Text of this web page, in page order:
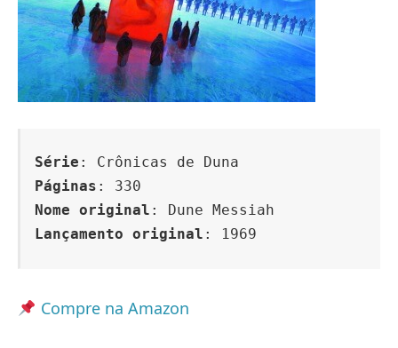
Série : Crônicas de Duna
Páginas : 330
Nome original : Dune Messiah
Lançamento original : 1969
Compre na Amazon